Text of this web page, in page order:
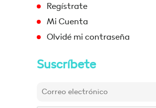
Regístrate
Mi Cuenta
Olvidé mi contraseña
Suscríbete